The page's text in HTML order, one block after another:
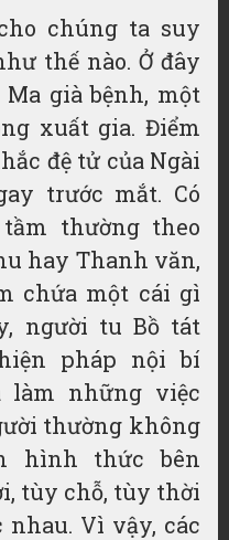
chúng ta suy
thế nào. Ở đây
già bệnh, một
xuất gia. Điểm
đệ tử của Ngài
trước mắt. Có
thường theo
hay Thanh văn,
chứa một cái gì
người tu Bồ tát
pháp nội bí
làm những việc
thường không
hình thức bên
tùy chỗ, tùy thời
Vì vậy, các